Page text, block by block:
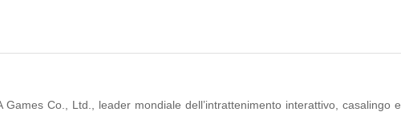
Co., Ltd., leader mondiale dell’intrattenimento interattivo, casalingo e